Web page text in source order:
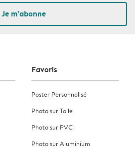
Je m’abonne
Favoris
Poster Personnalisé
Photo sur Toile
Photo sur PVC
Photo sur Aluminium